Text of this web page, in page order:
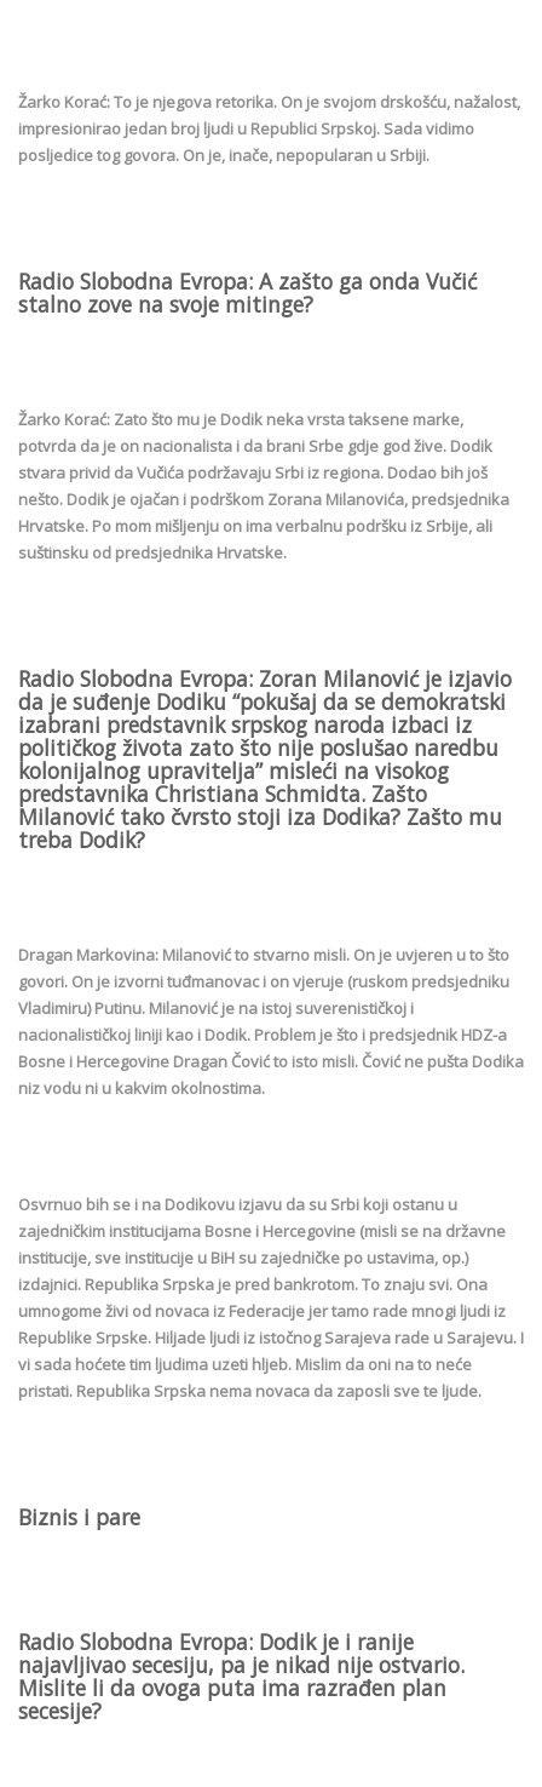
Žarko Korać: To je njegova retorika. On je svojom drskošću, nažalost,
impresionirao jedan broj ljudi u Republici Srpskoj. Sada vidimo
posljedice tog govora. On je, inače, nepopularan u Srbiji.
Radio Slobodna Evropa: A zašto ga onda Vučić
stalno zove na svoje mitinge?
Žarko Korać: Zato što mu je Dodik neka vrsta taksene marke,
potvrda da je on nacionalista i da brani Srbe gdje god žive. Dodik
stvara privid da Vučića podržavaju Srbi iz regiona. Dodao bih još
nešto. Dodik je ojačan i podrškom Zorana Milanovića, predsjednika
Hrvatske. Po mom mišljenju on ima verbalnu podršku iz Srbije, ali
suštinsku od predsjednika Hrvatske.
Radio Slobodna Evropa: Zoran Milanović je izjavio
da je suđenje Dodiku “pokušaj da se demokratski
izabrani predstavnik srpskog naroda izbaci iz
političkog života zato što nije poslušao naredbu
kolonijalnog upravitelja” misleći na visokog
predstavnika Christiana Schmidta. Zašto
Milanović tako čvrsto stoji iza Dodika? Zašto mu
treba Dodik?
Dragan Markovina: Milanović to stvarno misli. On je uvjeren u to što
govori. On je izvorni tuđmanovac i on vjeruje (ruskom predsjedniku
Vladimiru) Putinu. Milanović je na istoj suverenističkoj i
nacionalističkoj liniji kao i Dodik. Problem je što i predsjednik HDZ-a
Bosne i Hercegovine Dragan Čović to isto misli. Čović ne pušta Dodika
niz vodu ni u kakvim okolnostima.
Osvrnuo bih se i na Dodikovu izjavu da su Srbi koji ostanu u
zajedničkim institucijama Bosne i Hercegovine (misli se na državne
institucije, sve institucije u BiH su zajedničke po ustavima, op.)
izdajnici. Republika Srpska je pred bankrotom. To znaju svi. Ona
umnogome živi od novaca iz Federacije jer tamo rade mnogi ljudi iz
Republike Srpske. Hiljade ljudi iz istočnog Sarajeva rade u Sarajevu. I
vi sada hoćete tim ljudima uzeti hljeb. Mislim da oni na to neće
pristati. Republika Srpska nema novaca da zaposli sve te ljude.
Biznis i pare
Radio Slobodna Evropa: Dodik je i ranije
najavljivao secesiju, pa je nikad nije ostvario.
Mislite li da ovoga puta ima razrađen plan
secesije?